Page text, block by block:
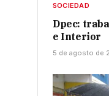
SOCIEDAD
Dpec:
e Interior
5 de agosto de